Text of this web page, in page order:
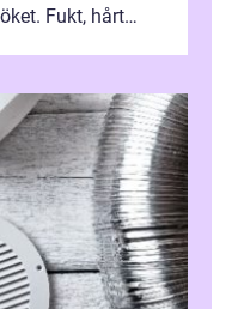
Fukt, hårt